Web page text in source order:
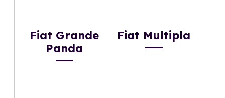
Fiat Grande
Panda
Fiat Multipla